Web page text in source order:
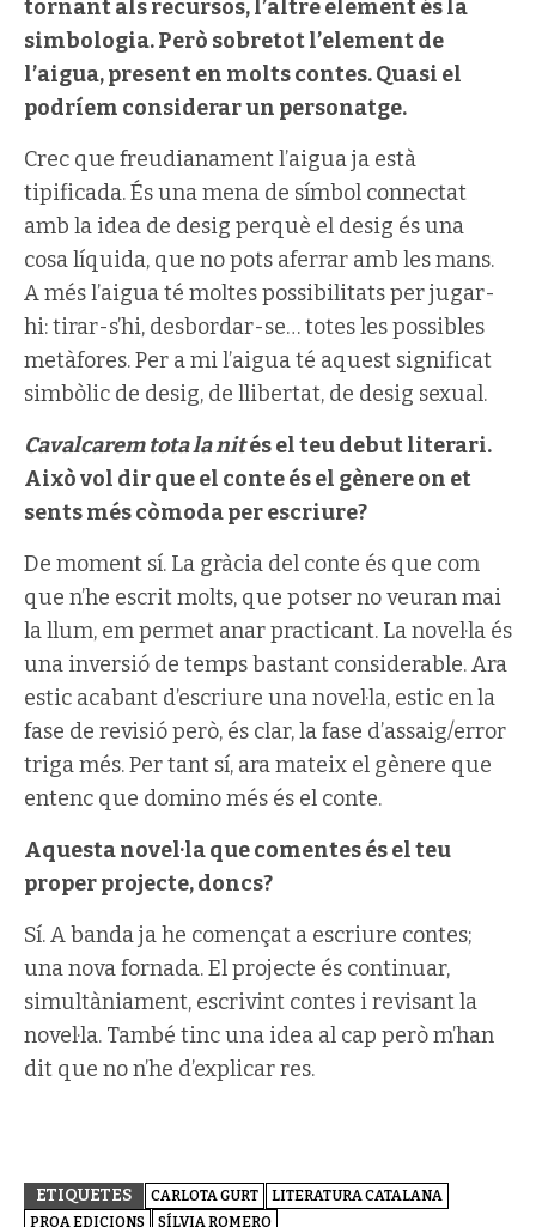
tornant als recursos, l’altre element és la
simbologia. Però sobretot l’element de
l’aigua, present en molts contes. Quasi el
podríem considerar un personatge.
Crec que freudianament l’aigua ja està
tipificada. És una mena de símbol connectat
amb la idea de desig perquè el desig és una
cosa líquida, que no pots aferrar amb les mans.
A més l’aigua té moltes possibilitats per jugar-
hi: tirar-s’hi, desbordar-se… totes les possibles
metàfores. Per a mi l’aigua té aquest significat
simbòlic de desig, de llibertat, de desig sexual.
Cavalcarem tota la nités el teu debut literari.
Això vol dir que el conte és el gènere on et
sents més còmoda per escriure?
De moment sí. La gràcia del conte és que com
que n’he escrit molts, que potser no veuran mai
la llum, em permet anar practicant. La novel·la és
una inversió de temps bastant considerable. Ara
estic acabant d’escriure una novel·la, estic en la
fase de revisió però, és clar, la fase d’assaig/error
triga més. Per tant sí, ara mateix el gènere que
entenc que domino més és el conte.
Aquesta novel·la que comentes és el teu
proper projecte, doncs?
Sí. A banda ja he començat a escriure contes;
una nova fornada. El projecte és continuar,
simultàniament, escrivint contes i revisant la
novel·la. També tinc una idea al cap però m’han
dit que no n’he d’explicar res.
ETIQUETES CARLOTA GURT
LITERATURA CATALANA
PROA EDICIONS
SÍLVIA ROMERO